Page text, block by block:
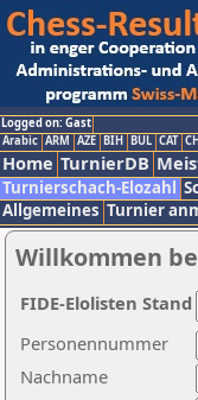
Logged on: Gast
Arabic ARM AZE BIH BUL CAT
Home TurnierDB
Turnierschach-Elozahl
Allgemeines Turnier
Willkommen
Nachname
Personennummer
FIDE-Elolisten Stand